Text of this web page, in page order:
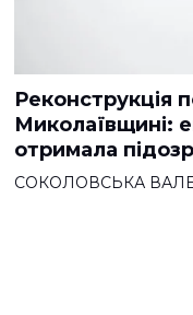
Реконструкція
Миколаївщині:
отримала
СОКОЛОВСЬКА